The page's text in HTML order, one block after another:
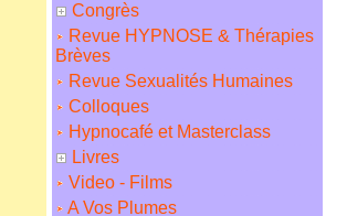
Congrès
Revue HYPNOSE & Thérapies
Brèves
Revue Sexualités Humaines
Colloques
Hypnocafé et Masterclass
Livres
Video - Films
A Vos Plumes